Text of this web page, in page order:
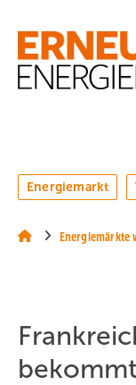
Hauptinhalt
Hauptmenü
SiteSearch
Energiemarkt
Energiemärkte
bekommt